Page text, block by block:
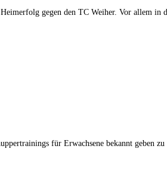
gegen den TC Weiher. Vor allem
für Erwachsene bekannt geben